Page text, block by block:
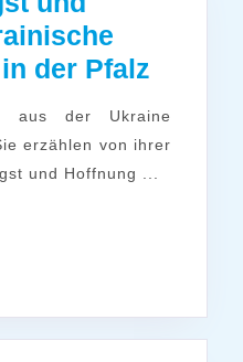
der Pfalz
Pfalz
erzählen von ihrer
und Hoffnung ...